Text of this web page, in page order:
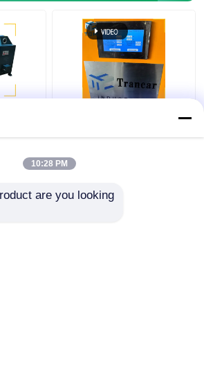
Draadoppervlak slijpen
Lining
10:28 PM
are you looking